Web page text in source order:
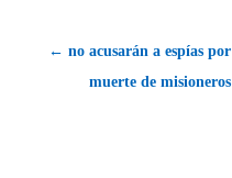
← no acusarán a espías por
muerte de misioneros